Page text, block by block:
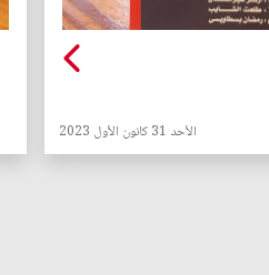
الأحد 31 كانون الأول 2023